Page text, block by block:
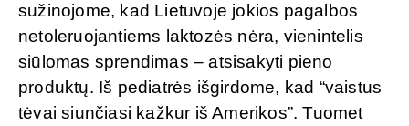
sužinojome, kad Lietuvoje jokios pagalbos
netoleruojantiems laktozės nėra, vienintelis
siūlomas sprendimas – atsisakyti pieno
produktų. Iš pediatrės išgirdome, kad “vaistus
tėvai siunčiasi kažkur iš Amerikos”. Tuomet